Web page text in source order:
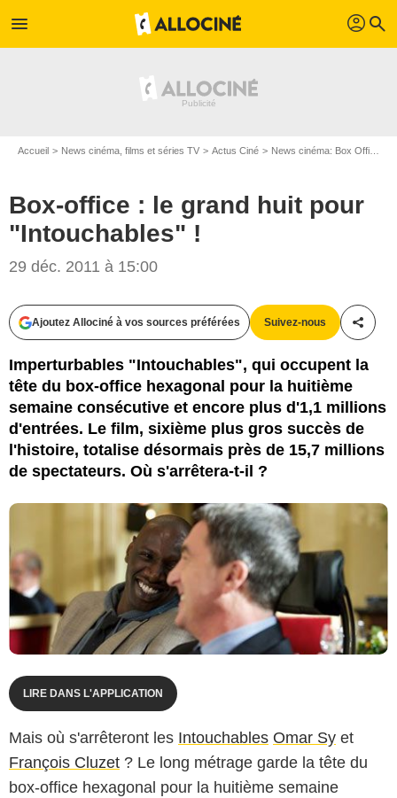
menu profil search
Accueil News cinéma, films et séries TV Actus Ciné News cinéma: Box Office
Box-office : le grand huit pour
"Intouchables" !
29 déc. 2011 à 15:00
Ajoutez Allociné à vos sources préférées Suivez-nous
Imperturbables "Intouchables", qui occupent la
tête du box-office hexagonal pour la huitième
semaine consécutive et encore plus d'1,1 millions
d'entrées. Le film, sixième plus gros succès de
l'histoire, totalise désormais près de 15,7 millions
de spectateurs. Où s'arrêtera-t-il ?
LIRE DANS L'APPLICATION
Mais où s'arrêteront les Intouchables Omar Sy et
François Cluzet ? Le long métrage garde la tête du
box-office hexagonal pour la huitième semaine